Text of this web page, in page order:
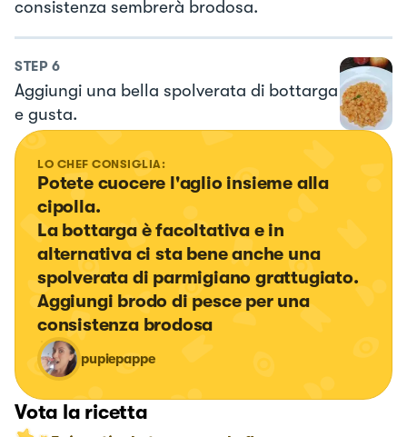
consistenza sembrerà brodosa.
STEP 6
Aggiungi una bella spolverata di bottarga
e gusta.
LO CHEF CONSIGLIA:
Potete cuocere l'aglio insieme alla
cipolla.
La bottarga è facoltativa e in
alternativa ci sta bene anche una
spolverata di parmigiano grattugiato.
Aggiungi brodo di pesce per una
consistenza brodosa
pupiepappe
Vota la ricetta